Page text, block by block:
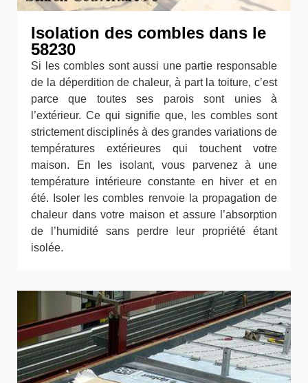
Isolation des combles dans le
58230
Si les combles sont aussi une partie responsable
de la déperdition de chaleur, à part la toiture, c’est
parce que toutes ses parois sont unies à
l’extérieur. Ce qui signifie que, les combles sont
strictement disciplinés à des grandes variations de
températures extérieures qui touchent votre
maison. En les isolant, vous parvenez à une
température intérieure constante en hiver et en
été. Isoler les combles renvoie la propagation de
chaleur dans votre maison et assure l’absorption
de l’humidité sans perdre leur propriété étant
isolée.